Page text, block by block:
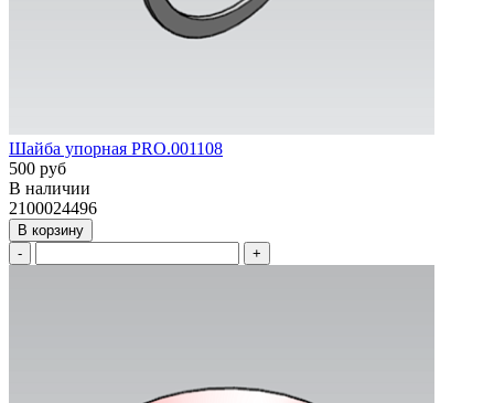
Шайба упорная PRO.001108
500 руб
В наличии
2100024496
В корзину
-
+